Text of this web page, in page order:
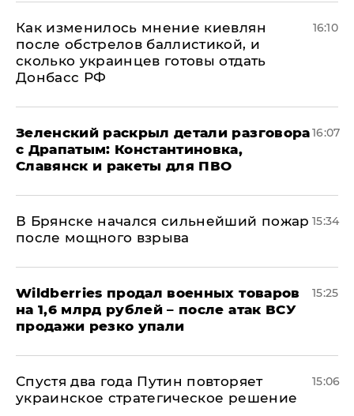
Как изменилось мнение киевлян
после обстрелов баллистикой, и
сколько украинцев готовы отдать
Донбасс РФ
16:10
​Зеленский раскрыл детали разговора
с Драпатым: Константиновка,
Славянск и ракеты для ПВО
16:07
В Брянске начался сильнейший пожар
после мощного взрыва
15:34
​Wildberries продал военных товаров
на 1,6 млрд рублей – после атак ВСУ
продажи резко упали
15:25
Спустя два года Путин повторяет
украинское стратегическое решение
15:06